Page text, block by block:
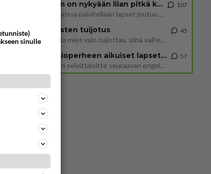
2 km on nykyään liian pitkä koulumatka
Hesarissa päivitellään lapset joutuu nyt kulkemaan 2 km kouluun jösses. Ruostefillarilla tuo matka menee vaikka miten äk
107
Miesten tuijotus
Mutta mies vain tuijottaa, siinä vaiheessa käännän itse pään pois. Mikä juttu? Yleensä jos joku tuijottaa tai katsoo, hä
45
Uusioperheen aikuiset lapset tyhjentää jääkaapin käydessään
Miten selvittäisitte seuraavan ongelman, meillä on uusioperhe, minulla teini-ikäiset lapset ja puolisolla aikuiset, jotk
57
sinulle